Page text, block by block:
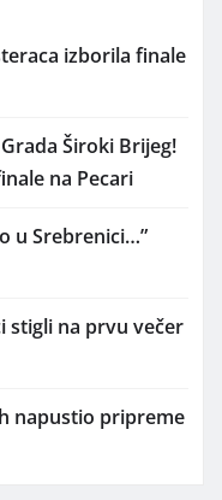
izborila finale
Široki Brijeg!
na Pecari
u Srebrenici…”
stigli na prvu večer
napustio pripreme